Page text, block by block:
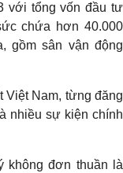
với tổng vốn đầu tư
chứa hơn 40.000
gồm sân vận động
Việt Nam, từng đăng
nhiều sự kiện chính
không đơn thuần là